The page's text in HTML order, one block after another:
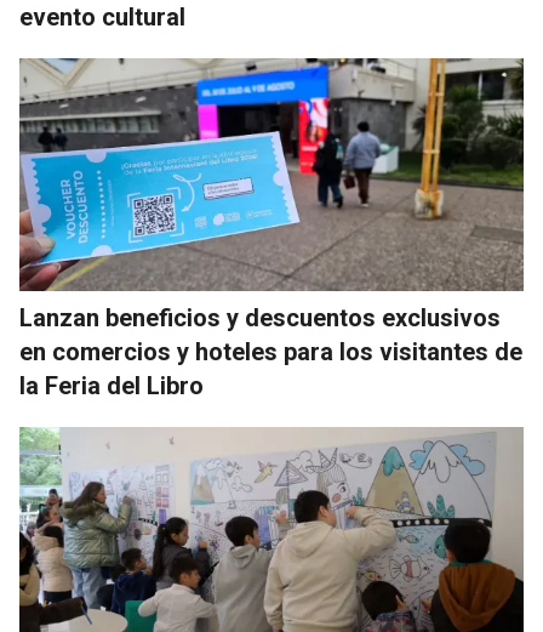
evento cultural
Lanzan beneficios y descuentos exclusivos
en comercios y hoteles para los visitantes de
la Feria del Libro